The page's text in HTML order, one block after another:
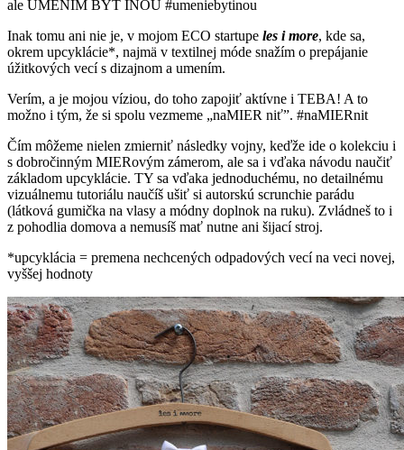
ale UMENÍM BYŤ INOU #umeniebytinou
Inak tomu ani nie je, v mojom ECO startupe les i more, kde sa,
okrem upcyklácie*, najmä v textilnej móde snažím o prepájanie
úžitkových vecí s dizajnom a umením.
Verím, a je mojou víziou, do toho zapojiť aktívne i TEBA! A to
možno i tým, že si spolu vezmeme „naMIER niť”. #naMIERnit
Čím môžeme nielen zmierniť následky vojny, keďže ide o kolekciu i
s dobročinným MIERovým zámerom, ale sa i vďaka návodu naučiť
základom upcyklácie. TY sa vďaka jednoduchému, no detailnému
vizuálnemu tutoriálu naučíš ušiť si autorskú scrunchie parádu
(látková gumička na vlasy a módny doplnok na ruku). Zvládneš to i
z pohodlia domova a nemusíš mať nutne ani šijací stroj.
*upcyklácia = premena nechcených odpadových vecí na veci novej,
vyššej hodnoty